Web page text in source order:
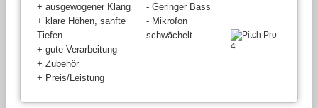
+ ausgewogener Klang
+ klare Höhen, sanfte
Tiefen
+ gute Verarbeitung
+ Zubehör
+ Preis/Leistung
- Geringer Bass
- Mikrofon
schwächelt